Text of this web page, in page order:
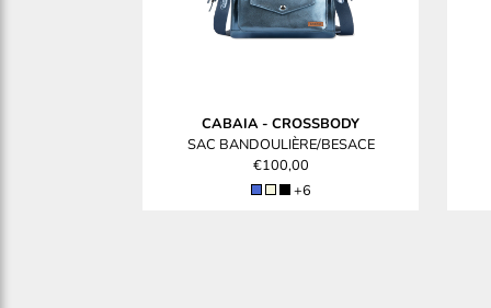
CABAIA- CROSSBODY
SAC BANDOULIÈRE/BESACE
€100,00
+6